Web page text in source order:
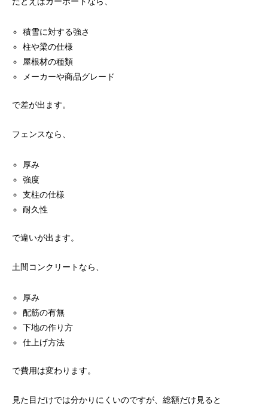
積雪に対する強さ
柱や梁の仕様
屋根材の種類
メーカーや商品グレード
で差が出ます。
フェンスなら、
厚み
強度
支柱の仕様
耐久性
で違いが出ます。
土間コンクリートなら、
厚み
配筋の有無
下地の作り方
仕上げ方法
で費用は変わります。
見た目だけでは分かりにくいのですが、総額だけ見ると